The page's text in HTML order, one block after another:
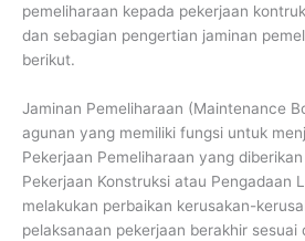
pemeliharaan kepada pekerjaan
dan sebagian pengertian jaminan
berikut.
Jaminan Pemeliharaan (Maintenance
agunan yang memiliki fungsi untuk
Pekerjaan Pemeliharaan yang
Pekerjaan Konstruksi atau Pengadaan
melakukan perbaikan kerusakan-
pelaksanaan pekerjaan berakhir sesuai